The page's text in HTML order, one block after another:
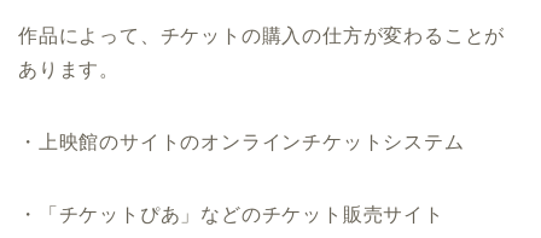
作品によって、チケットの購入の仕方が変わることが
あります。
・上映館のサイトのオンラインチケットシステム
・「チケットぴあ」などのチケット販売サイト